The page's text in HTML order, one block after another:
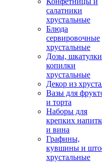
салатники
хрустальные
Блюда
сервировочные
хрустальные
Дозы,
копилки
хрустальные
Декор из
Вазы для
и торта
Наборы для
крепких
и вина
Графины,
кувшины и
хрустальные